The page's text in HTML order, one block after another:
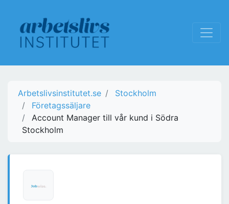
Arbetslivsinstitutet.se
Stockholm
Företagssäljare
Account Manager till vår kund i Södra
Stockholm